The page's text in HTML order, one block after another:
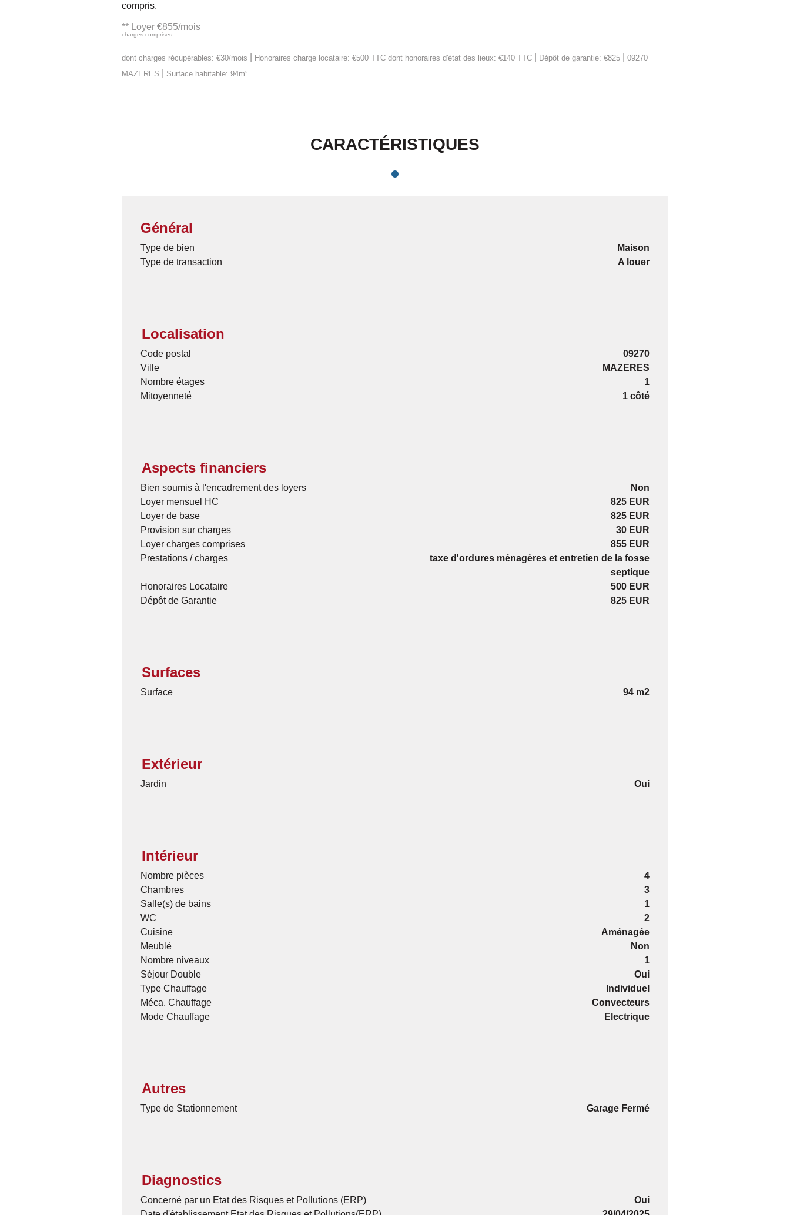
compris.
** Loyer €855/mois
charges comprises
dont charges récupérables: €30/mois Honoraires charge locataire: €500 TTC dont honoraires d'état des lieux: €140 TTC Dépôt de garantie: €825
09270
MAZERES
Surface habitable: 94m²
CARACTÉRISTIQUES
Général
Type de bien
Maison
Type de transaction
A louer
Localisation
Code postal
09270
Ville
MAZERES
Nombre étages
1
Mitoyenneté
1 côté
Aspects financiers
Bien soumis à l'encadrement des loyers
Non
Loyer mensuel HC
825 EUR
Loyer de base
825 EUR
Provision sur charges
30 EUR
Loyer charges comprises
855 EUR
Prestations / charges
taxe d'ordures ménagères et entretien de la fosse
septique
Honoraires Locataire
500 EUR
Dépôt de Garantie
825 EUR
Surfaces
Surface 94 m2
Extérieur
Jardin Oui
Intérieur
Nombre pièces
4
Chambres
3
Salle(s) de bains
1
WC
2
Cuisine
Aménagée
Meublé
Non
Nombre niveaux
1
Séjour Double
Oui
Type Chauffage
Individuel
Méca. Chauffage
Convecteurs
Mode Chauffage
Electrique
Autres
Type de Stationnement Garage Fermé
Diagnostics
Concerné par un Etat des Risques et Pollutions (ERP)
Oui